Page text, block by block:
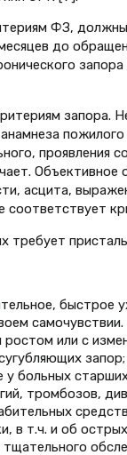
ФЗ,
до
запора.
проявления
Объективное
асцита,
быстрое
или с
запор;
больных
тромбозов,
в т.ч. и об